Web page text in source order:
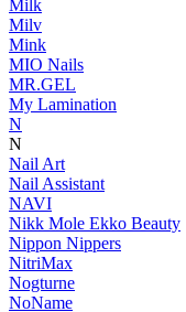
Milk
Milv
Mink
MIO Nails
MR.GEL
My Lamination
N
N
Nail Art
Nail Assistant
NAVI
Nikk Mole Ekko Beauty
Nippon Nippers
NitriMax
Nogturne
NoName